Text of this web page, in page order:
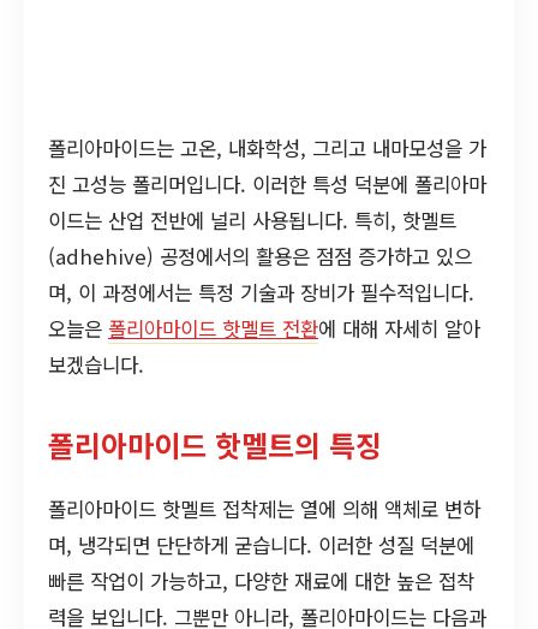
폴리아마이드는 고온, 내화학성, 그리고 내마모성을 가
진 고성능 폴리머입니다. 이러한 특성 덕분에 폴리아마
이드는 산업 전반에 널리 사용됩니다. 특히, 핫멜트
(adhehive) 공정에서의 활용은 점점 증가하고 있으
며, 이 과정에서는 특정 기술과 장비가 필수적입니다.
오늘은 폴리아마이드 핫멜트 전환에 대해 자세히 알아
보겠습니다.
폴리아마이드 핫멜트의 특징
폴리아마이드 핫멜트 접착제는 열에 의해 액체로 변하
며, 냉각되면 단단하게 굳습니다. 이러한 성질 덕분에
빠른 작업이 가능하고, 다양한 재료에 대한 높은 접착
력을 보입니다. 그뿐만 아니라, 폴리아마이드는 다음과